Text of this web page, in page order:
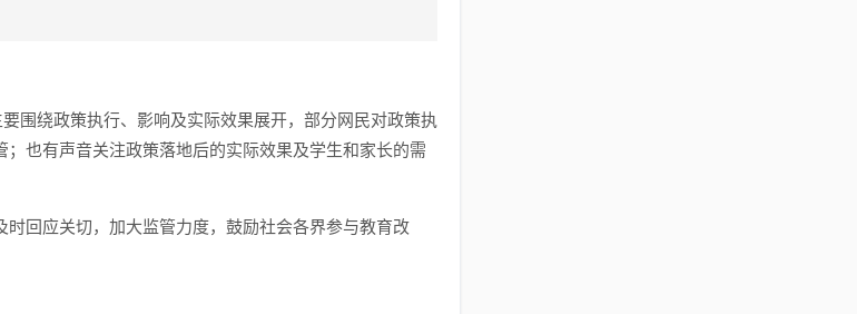
围绕政策执行、影响及实际效果展开，部分网民对政策执
也有声音关注政策落地后的实际效果及学生和家长的需
时回应关切，加大监管力度，鼓励社会各界参与教育改